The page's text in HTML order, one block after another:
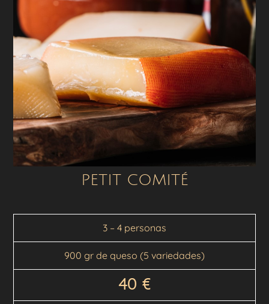
PETIT COMITÉ
3 – 4 personas
900 gr de queso (5 variedades)
40 €